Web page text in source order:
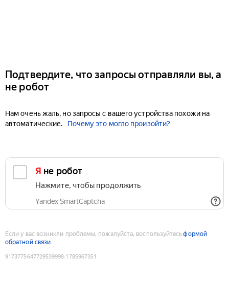
Подтвердите, что запросы отправляли вы, а
не робот
Нам очень жаль, но запросы с вашего устройства похожи на
автоматические.
Почему это могло произойти?
Я не робот
Нажмите, чтобы продолжить
Yandex SmartCaptcha
Если у вас возникли проблемы, пожалуйста, воспользуйтесьформой
обратной связи
9173775647729539998:1785967351